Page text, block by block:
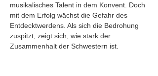
musikalisches Talent in dem Konvent. Doch
mit dem Erfolg wächst die Gefahr des
Entdecktwerdens. Als sich die Bedrohung
zuspitzt, zeigt sich, wie stark der
Zusammenhalt der Schwestern ist.